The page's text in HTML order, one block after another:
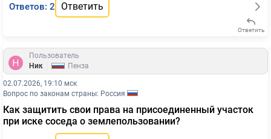
Ответов: 2 Ответить
Ответить
Пользователь
Ник
Пенза
02.07.2026, 19:10 мск
Вопрос по законам страны: Россия
Как защитить свои права на присоединенный участок
при иске соседа о землепользовании?